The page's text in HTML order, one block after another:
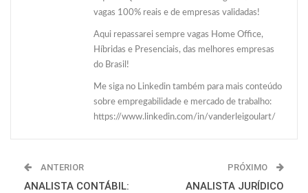
vagas 100% reais e de empresas validadas!
Aqui repassarei sempre vagas Home Office,
Híbridas e Presenciais, das melhores empresas
do Brasil!
Me siga no Linkedin também para mais conteúdo
sobre empregabilidade e mercado de trabalho:
https://www.linkedin.com/in/vanderleigoulart/
ANTERIOR
ANALISTA CONTÁBIL:
PRÓXIMO
ANALISTA JURÍDICO